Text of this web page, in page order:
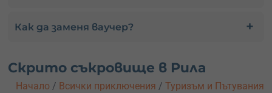
Как да заменя ваучер?
Скрито съкровище в Рила
Начало / Всички приключения / Туризъм и Пътувания